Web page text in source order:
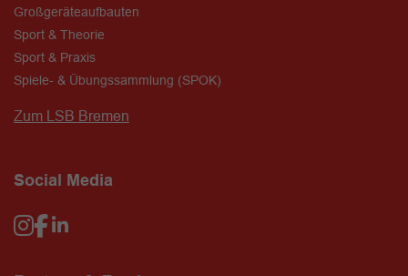
Großgeräteaufbauten
Sport & Theorie
Sport & Praxis
Spiele- & Übungssammlung (SPOK)
Zum LSB Bremen
Social Media